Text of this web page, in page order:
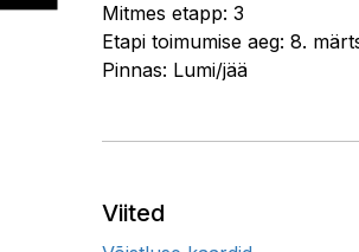
Mitmes etapp: 3
Etapi toimumise aeg: 8.
Pinnas: Lumi/jää
Viited